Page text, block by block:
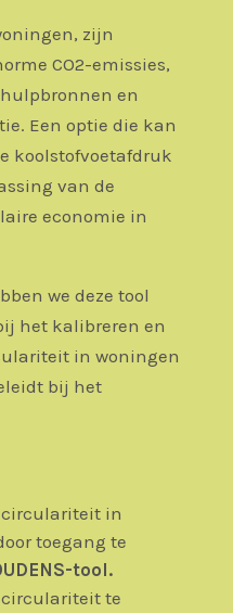
zijn
CO2-emissies,
en
Een optie die kan
koolstofvoetafdruk
van de
economie in
we deze tool
het kalibreren en
in woningen
bij het
in
toegang te
-tool.
circulariteitte